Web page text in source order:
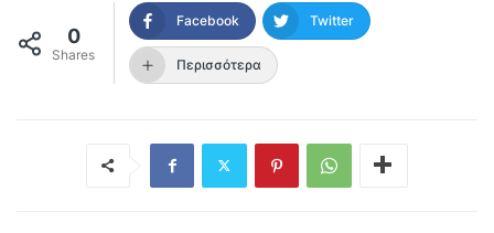
0
Shares
Facebook Twitter
Περισσότερα